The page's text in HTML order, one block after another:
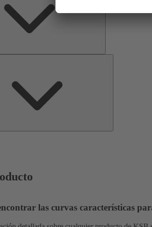
las curvas características